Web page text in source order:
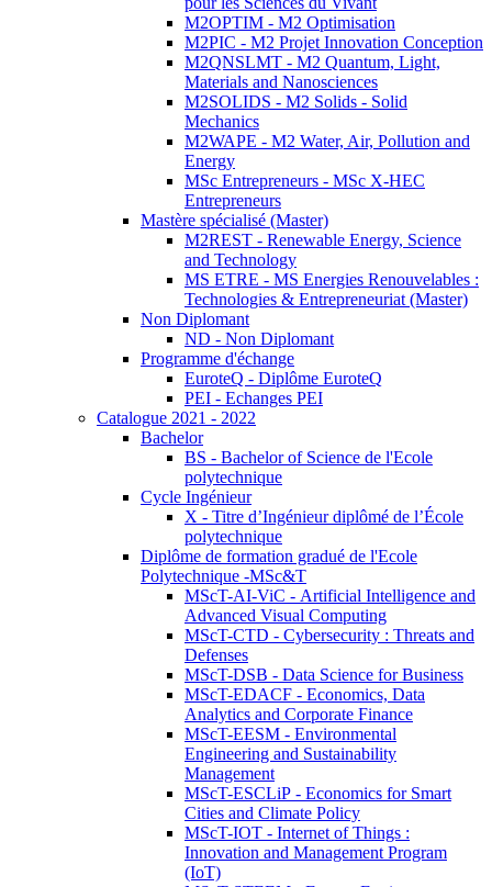
M2OPTIM - M2 Optimisation
M2PIC - M2 Projet Innovation Conception
M2QNSLMT - M2 Quantum, Light,
Materials and Nanosciences
M2SOLIDS - M2 Solids - Solid
Mechanics
M2WAPE - M2 Water, Air, Pollution and
Energy
MSc Entrepreneurs - MSc X-HEC
Entrepreneurs
Mastère spécialisé (Master)
M2REST - Renewable Energy, Science
and Technology
MS ETRE - MS Energies Renouvelables :
Technologies & Entrepreneuriat (Master)
Non Diplomant
ND - Non Diplomant
Programme d'échange
EuroteQ - Diplôme EuroteQ
PEI - Echanges PEI
Catalogue 2021 - 2022
Bachelor
BS - Bachelor of Science de l'Ecole
polytechnique
Cycle Ingénieur
X - Titre d’Ingénieur diplômé de l’École
polytechnique
Diplôme de formation gradué de l'Ecole
Polytechnique -MSc&T
MScT-AI-ViC - Artificial Intelligence and
Advanced Visual Computing
MScT-CTD - Cybersecurity : Threats and
Defenses
MScT-DSB - Data Science for Business
MScT-EDACF - Economics, Data
Analytics and Corporate Finance
MScT-EESM - Environmental
Engineering and Sustainability
Management
MScT-ESCLiP - Economics for Smart
Cities and Climate Policy
MScT-IOT - Internet of Things :
Innovation and Management Program
(IoT)